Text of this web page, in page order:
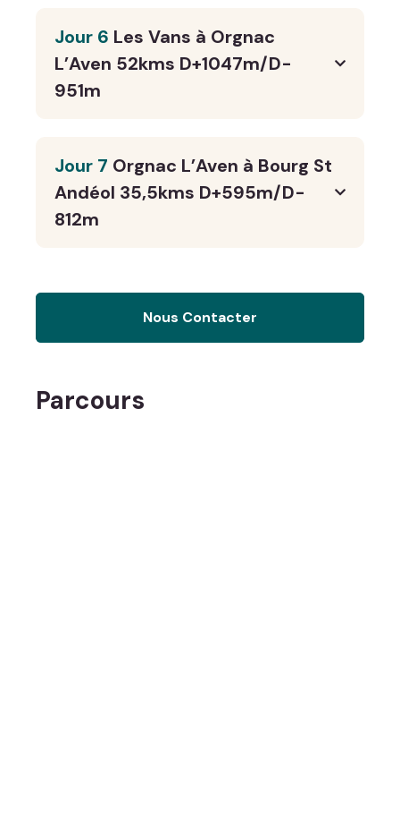
Jour 6 Les Vans à Orgnac
L’Aven 52kms D+1047m/D-
951m
Jour 7 Orgnac L’Aven à Bourg St
Andéol 35,5kms D+595m/D-
812m
Nous Contacter
Parcours